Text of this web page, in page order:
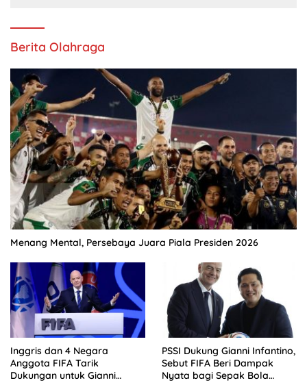
Berita Olahraga
Menang Mental, Persebaya Juara Piala Presiden 2026
Inggris dan 4 Negara
Anggota FIFA Tarik
Dukungan untuk Gianni
PSSI Dukung Gianni Infantino,
Sebut FIFA Beri Dampak
Nyata bagi Sepak Bola